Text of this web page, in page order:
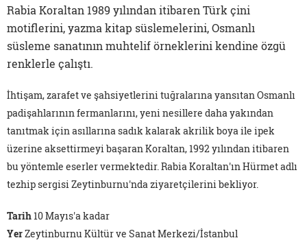
Rabia Koraltan 1989 yılından itibaren Türk çini
motiflerini, yazma kitap süslemelerini, Osmanlı
süsleme sanatının muhtelif örneklerini kendine özgü
renklerle çalıştı.
İhtişam, zarafet ve şahsiyetlerini tuğralarına yansıtan Osmanlı
padişahlarının fermanlarını, yeni nesillere daha yakından
tanıtmak için asıllarına sadık kalarak akrilik boya ile ipek
üzerine aksettirmeyi başaran Koraltan, 1992 yılından itibaren
bu yöntemle eserler vermektedir. Rabia Koraltan'ın Hürmet adlı
tezhip sergisi Zeytinburnu'nda ziyaretçilerini bekliyor.
Tarih10 Mayıs'a kadar
YerZeytinburnu Kültür ve Sanat Merkezi/İstanbul